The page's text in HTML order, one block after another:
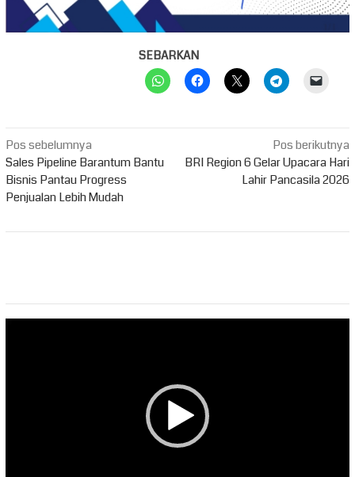
SEBARKAN
Navigasi
pos
Pos sebelumnya
Sales Pipeline Barantum Bantu
Bisnis Pantau Progress
Penjualan Lebih Mudah
Pos berikutnya
BRI Region 6 Gelar Upacara Hari
Lahir Pancasila 2026